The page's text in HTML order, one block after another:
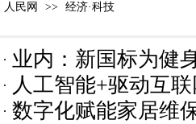
人民网 >> 经济·科技
业内：新国标为健
人工智能+驱动互
数字化赋能家居维